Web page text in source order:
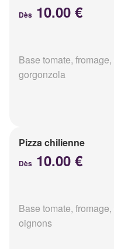
Dès 10.00 €
Base tomate,
gorgonzola
Pizza chilienne
Dès 10.00 €
Base tomate,
oignons